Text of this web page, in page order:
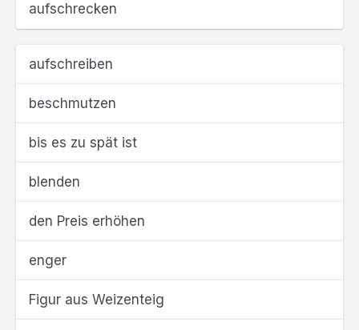
aufschrecken
aufschreiben
beschmutzen
bis es zu spät ist
blenden
den Preis erhöhen
enger
Figur aus Weizenteig